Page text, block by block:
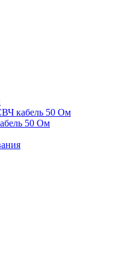
кабель 50 Ом
50 Ом